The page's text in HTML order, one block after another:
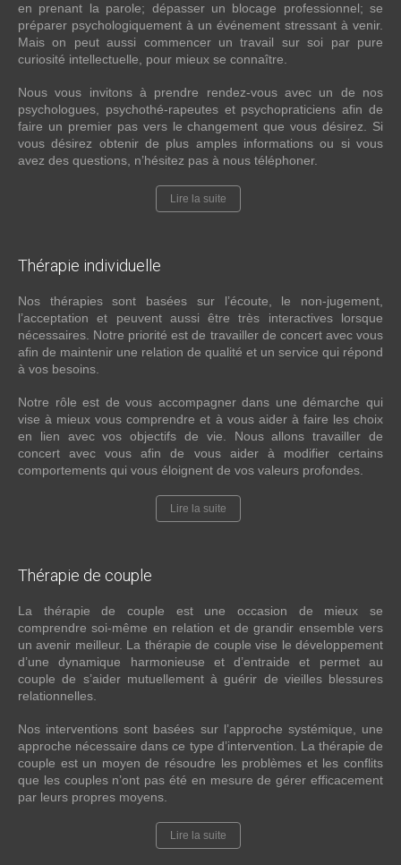
en prenant la parole; dépasser un blocage professionnel; se
préparer psychologiquement à un événement stressant à venir.
Mais on peut aussi commencer un travail sur soi par pure
curiosité intellectuelle, pour mieux se connaître.
Nous vous invitons à prendre rendez-vous avec un de nos
psychologues, psychothé-rapeutes et psychopraticiens afin de
faire un premier pas vers le changement que vous désirez. Si
vous désirez obtenir de plus amples informations ou si vous
avez des questions, n’hésitez pas à nous téléphoner.
Lire la suite
Thérapie individuelle
Nos thérapies sont basées sur l’écoute, le non-jugement,
l’acceptation et peuvent aussi être très interactives lorsque
nécessaires. Notre priorité est de travailler de concert avec vous
afin de maintenir une relation de qualité et un service qui répond
à vos besoins.
Notre rôle est de vous accompagner dans une démarche qui
vise à mieux vous comprendre et à vous aider à faire les choix
en lien avec vos objectifs de vie. Nous allons travailler de
concert avec vous afin de vous aider à modifier certains
comportements qui vous éloignent de vos valeurs profondes.
Lire la suite
Thérapie de couple
La thérapie de couple est une occasion de mieux se
comprendre soi-même en relation et de grandir ensemble vers
un avenir meilleur. La thérapie de couple vise le développement
d’une dynamique harmonieuse et d’entraide et permet au
couple de s’aider mutuellement à guérir de vieilles blessures
relationnelles.
Nos interventions sont basées sur l’approche systémique, une
approche nécessaire dans ce type d’intervention. La thérapie de
couple est un moyen de résoudre les problèmes et les conflits
que les couples n’ont pas été en mesure de gérer efficacement
par leurs propres moyens.
Lire la suite